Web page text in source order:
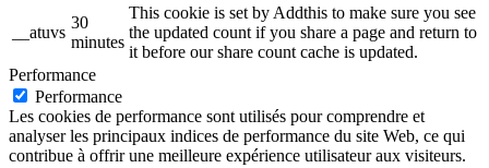
__atuvs
30
minutes
This cookie is set by Addthis to make sure you see
the updated count if you share a page and return to
it before our share count cache is updated.
Performance
Performance
Les cookies de performance sont utilisés pour comprendre et
analyser les principaux indices de performance du site Web, ce qui
contribue à offrir une meilleure expérience utilisateur aux visiteurs.